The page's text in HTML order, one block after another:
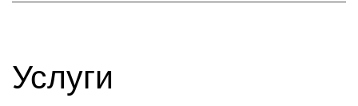
Услуги